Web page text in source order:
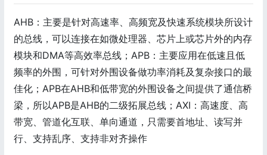
AHB：主要是针对高速率、高频宽及快速系统模块所设计
的总线，可以连接在如微处理器、芯片上或芯片外的内存
模块和DMA等高效率总线；APB：主要应用在低速且低
频率的外围，可针对外围设备做功率消耗及复杂接口的最
佳化；APB在AHB和低带宽的外围设备之间提供了通信桥
梁，所以APB是AHB的二级拓展总线；AXI：高速度、高
带宽、管道化互联、单向通道，只需要首地址、读写并
行、支持乱序、支持非对齐操作